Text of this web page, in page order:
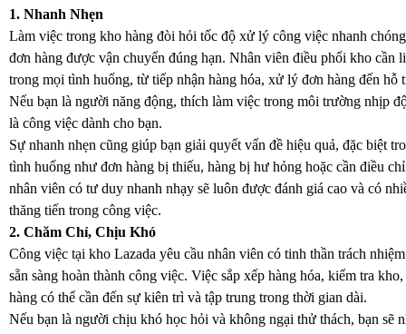
1. Nhanh Nhẹn
Làm việc trong kho hàng đòi hỏi tốc độ xử lý công việc nhanh
đơn hàng được vận chuyển đúng hạn. Nhân viên điều phối kho cần
trong mọi tình huống, từ tiếp nhận hàng hóa, xử lý đơn hàng đến hỗ
Nếu bạn là người năng động, thích làm việc trong môi trường nhịp
là công việc dành cho bạn.
Sự nhanh nhẹn cũng giúp bạn giải quyết vấn đề hiệu quả, đặc biệt
tình huống như đơn hàng bị thiếu, hàng bị hư hỏng hoặc cần điều
nhân viên có tư duy nhanh nhạy sẽ luôn được đánh giá cao và có
thăng tiến trong công việc.
2. Chăm Chỉ, Chịu Khó
Công việc tại kho Lazada yêu cầu nhân viên có tinh thần trách
sẵn sàng hoàn thành công việc. Việc sắp xếp hàng hóa, kiểm tra
hàng có thể cần đến sự kiên trì và tập trung trong thời gian dài.
Nếu bạn là người chịu khó học hỏi và không ngại thử thách, bạn sẽ